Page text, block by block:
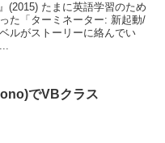
(2015) たまに英語学習のため
た「ターミネーター: 新起動/
ルがストーリーに絡んでい
でVBクラス